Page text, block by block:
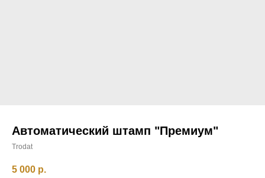
Автоматический штамп "Премиум"
Trodat
5 000 р.